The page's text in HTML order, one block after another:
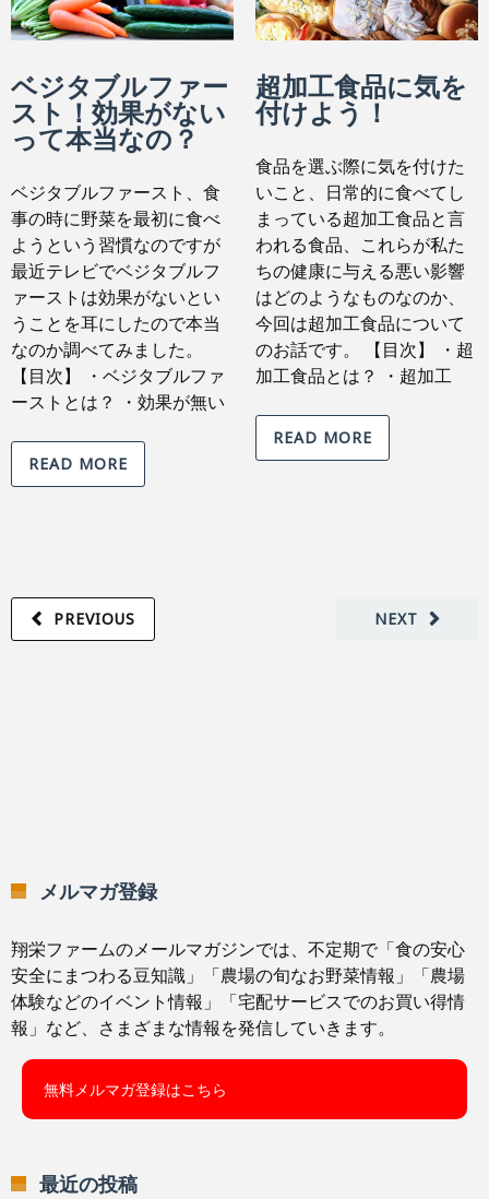
ベジタブルファー
スト！効果がない
って本当なの？
ベジタブルファースト、食
事の時に野菜を最初に食べ
ようという習慣なのですが
最近テレビでベジタブルフ
ァーストは効果がないとい
うことを耳にしたので本当
なのか調べてみました。
【目次】 ・ベジタブルファ
ーストとは？ ・効果が無い
READ MORE
超加工食品に気を
付けよう！
食品を選ぶ際に気を付けた
いこと、日常的に食べてし
まっている超加工食品と言
われる食品、これらが私た
ちの健康に与える悪い影響
はどのようなものなのか、
今回は超加工食品について
のお話です。 【目次】 ・超
加工食品とは？ ・超加工
READ MORE
NEXT
PREVIOUS
メルマガ登録
翔栄ファームのメールマガジンでは、不定期で「食の安心
安全にまつわる豆知識」「農場の旬なお野菜情報」「農場
体験などのイベント情報」「宅配サービスでのお買い得情
報」など、さまざまな情報を発信していきます。
無料メルマガ登録はこちら
最近の投稿